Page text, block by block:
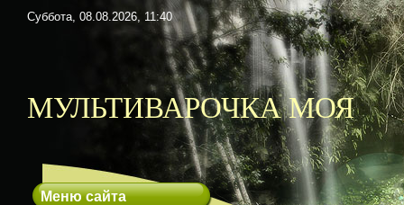
Суббота, 08.08.2026, 11:40
МУЛЬТИВАРОЧКА МОЯ
Меню сайта